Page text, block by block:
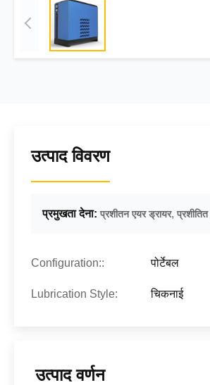
उत्पाद विवरण
प्रमुखता देना: प्रशीतन एयर ड्रायर,
Configuration:: पोर्टेबल
Lubrication Style: चिकनाई
उत्पाद वर्णन